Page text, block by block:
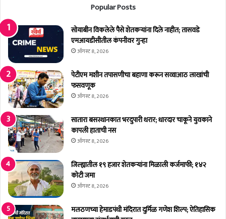
शं
भू
रा
दे
सा
ई
यां
चे
टं
चा
ई
आ
ढा
वा
ठ
की
त
सा
ता
ऱ्या
सो
म
वा
री
जा
ही
र
स
भा
;
गां
धी
मै
दा
ना
Popular Posts
सोयाबीन विकलेले पैसे शेतकर्‍यांना दिले नाहीत; तासवडे
एमआयडीसीतील कंपनीवर गुन्हा
ऑगस्ट 8, 2026
पेटीएम मशीन तपासणीचा बहाणा करून सव्वाआठ लाखांची
फसवणूक
ऑगस्ट 8, 2026
सातारा बसस्थानकात भरदुपारी थरार; धारदार चाकूने युवकाने
कापली हाताची नस
ऑगस्ट 8, 2026
जिल्ह्यातील १९ हजार शेतकर्‍यांना मिळाली कर्जमाफी; १४२
कोटी जमा
ऑगस्ट 8, 2026
मलठणच्या हेमाडपंथी मंदिरात दुर्मिळ गणेश शिल्प; ऐतिहासिक